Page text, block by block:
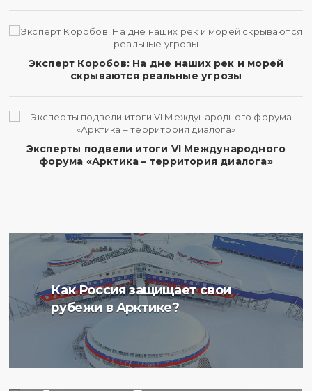
Эксперт Коробов: На дне наших рек и морей
скрываются реальные угрозы
Эксперты подвели итоги VI Международного
форума «Арктика – территория диалога»
Как Россия защищает свои
рубежи в Арктике?
Ученые Арктического
плавучего университета
радиоактивности донных
отложений в Баренцевом